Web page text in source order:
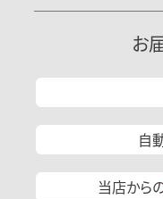
お
自
当店から